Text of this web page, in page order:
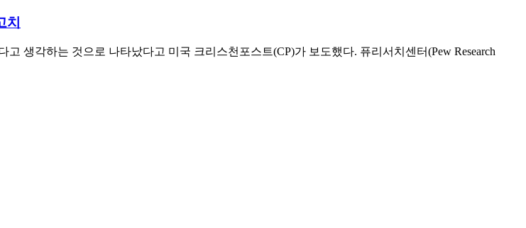
치
생각하는 것으로 나타났다고 미국 크리스천포스트(CP)가 보도했다. 퓨리서치센터(Pew Research